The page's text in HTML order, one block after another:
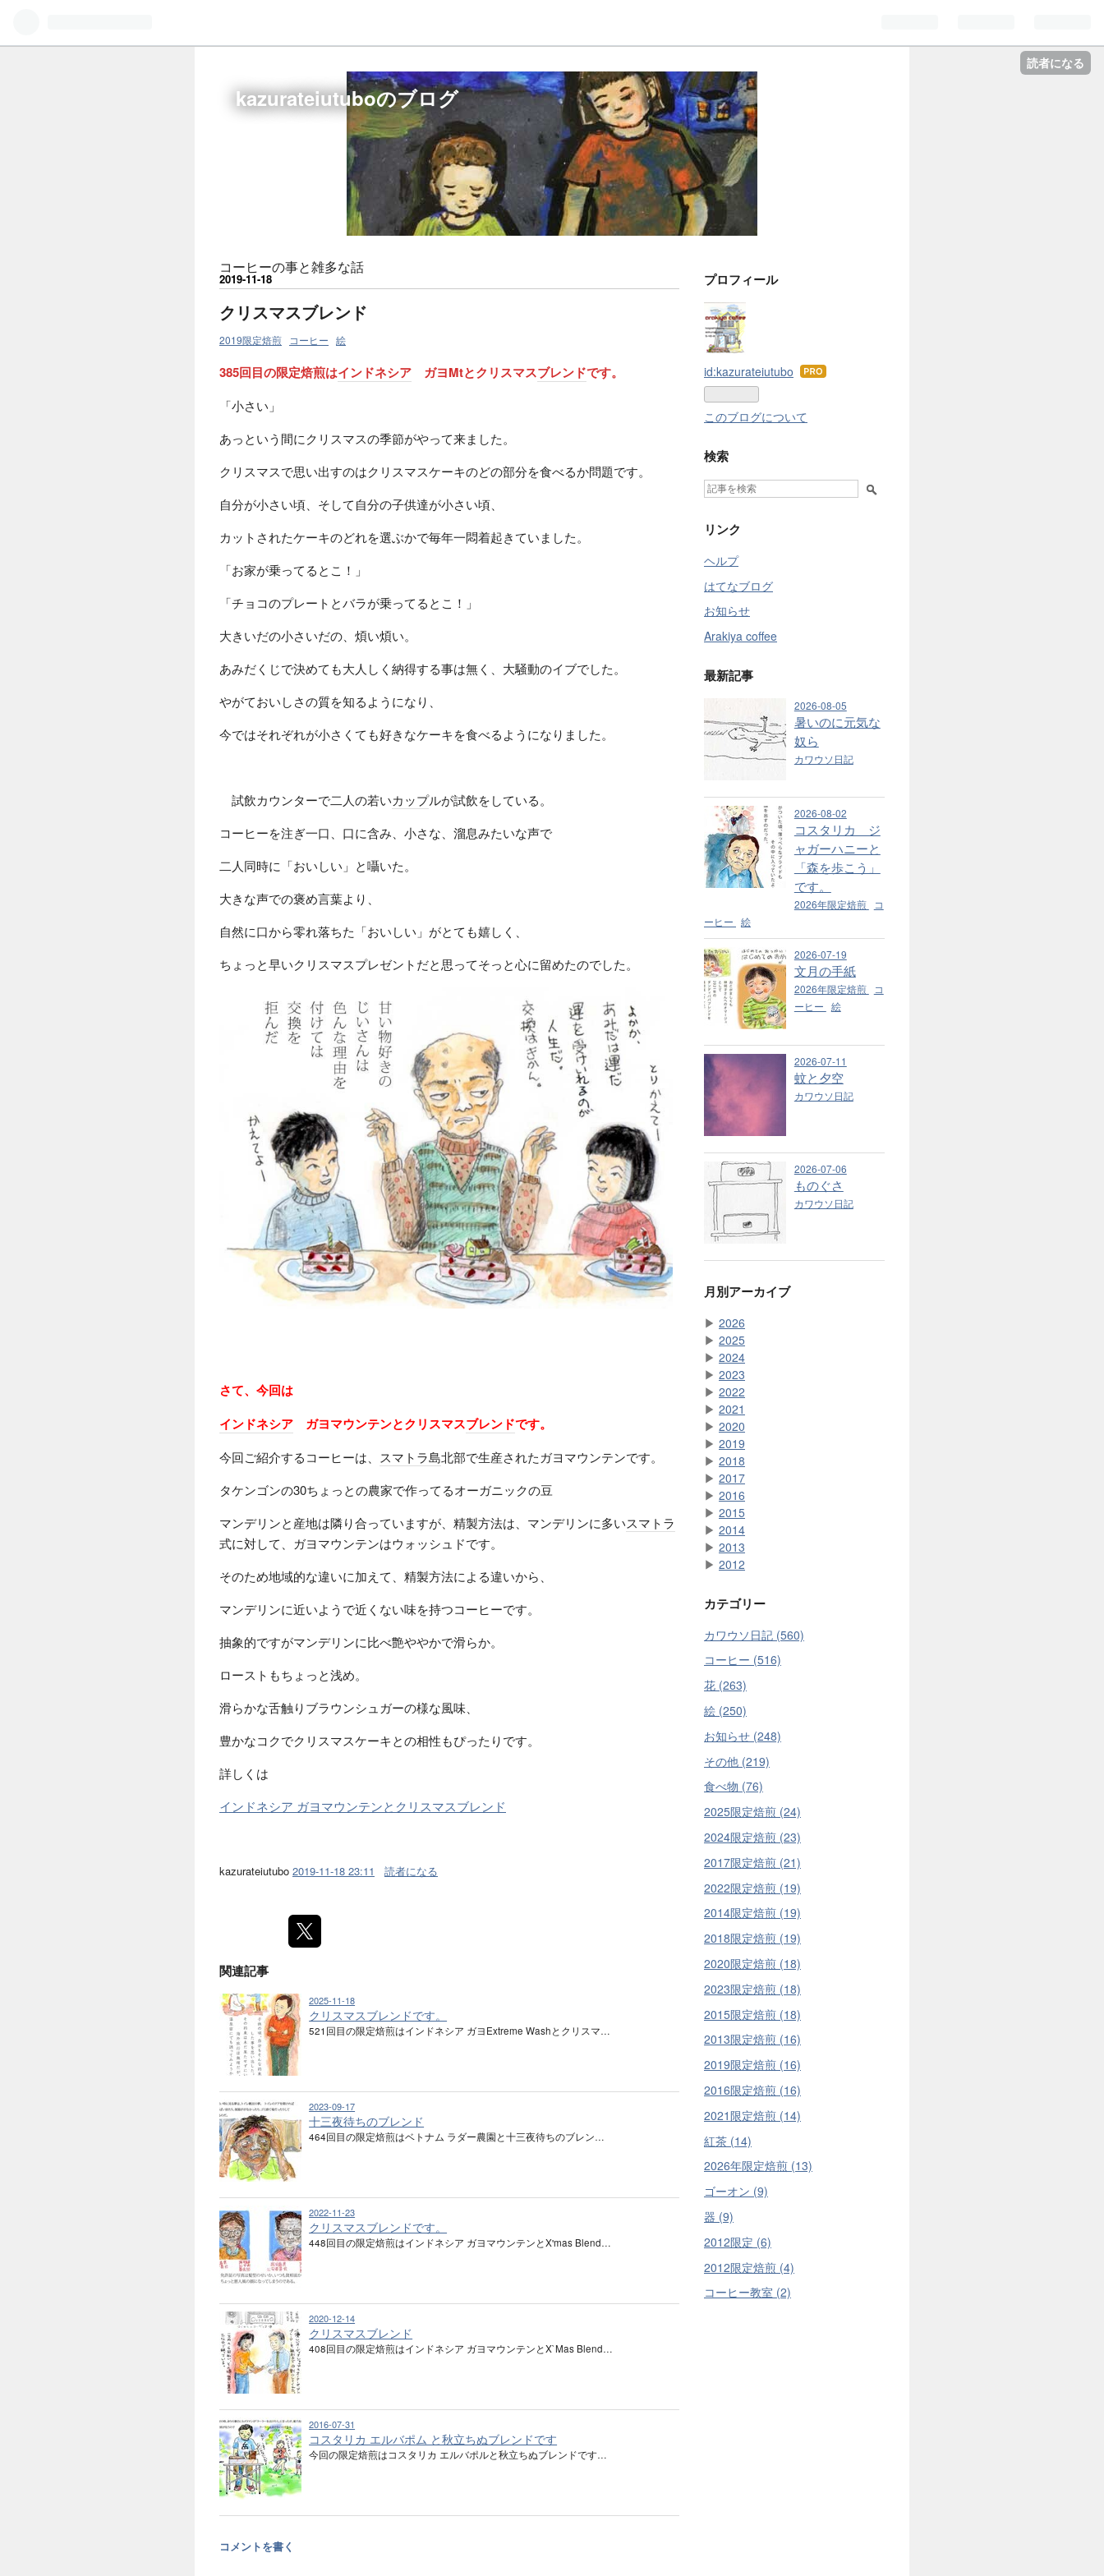
読者になる
kazurateiutuboのブログ
コーヒーの事と雑多な話
2019-11-18
クリスマスブレンド
2019限定焙煎 コーヒー 絵
385回目の限定焙煎はインドネシア ガヨMtとクリスマスブレンドです。
「小さい」
あっという間にクリスマスの季節がやって来ました。
クリスマスで思い出すのはクリスマスケーキのどの部分を食べるか問題です。
自分が小さい頃、そして自分の子供達が小さい頃、
カットされたケーキのどれを選ぶかで毎年一悶着起きていました。
「お家が乗ってるとこ！」
「チョコのプレートとバラが乗ってるとこ！」
大きいだの小さいだの、煩い煩い。
あみだくじで決めても大人しく納得する事は無く、大騒動のイブでした。
やがておいしさの質を知るようになり、
今ではそれぞれが小さくても好きなケーキを食べるようになりました。
試飲カウンターで二人の若いカップルが試飲をしている。
コーヒーを注ぎ一口、口に含み、小さな、溜息みたいな声で
二人同時に「おいしい」と囁いた。
大きな声での褒め言葉より、
自然に口から零れ落ちた「おいしい」がとても嬉しく、
ちょっと早いクリスマスプレゼントだと思ってそっと心に留めたのでした。
さて、今回は
インドネシア ガヨマウンテンとクリスマスブレンドです。
今回ご紹介するコーヒーは、 スマトラ島北部で生産されたガヨマウンテンです。
タケンゴンの30ちょっとの農家で作ってるオーガニックの豆
マンデリンと産地は隣り合っていますが、精製方法は、マンデリンに多いスマトラ
式に対して、ガヨマウンテンはウォッシュドです。
そのため地域的な違いに加えて、精製方法による違いから、
マンデリンに近いようで近くない味を持つコーヒーです。
抽象的ですがマンデリンに比べ艶ややかで滑らか。
ローストもちょっと浅め。
滑らかな舌触りブラウンシュガーの様な風味、
豊かなコクでクリスマスケーキとの相性もぴったりです。
詳しくは
インドネシア ガヨマウンテンとクリスマスブレンド
kazurateiutubo 2019-11-18 23:11 読者になる
関連記事
2025-11-18
クリスマスブレンドです。
521回目の限定焙煎はインドネシア ガヨExtreme Washとクリスマ…
2023-09-17
十三夜待ちのブレンド
464回目の限定焙煎はベトナム ラダー農園と十三夜待ちのブレン…
2022-11-23
クリスマスブレンドです。
448回目の限定焙煎はインドネシア ガヨマウンテンとX'mas Blend…
2020-12-14
クリスマスブレンド
408回目の限定焙煎はインドネシア ガヨマウンテンとX`Mas Blend…
2016-07-31
コスタリカ エルバポム と秋立ちぬブレンドです
今回の限定焙煎はコスタリカ エルバポルと秋立ちぬブレンドです…
コメントを書く
プロフィール
id:kazurateiutubo はて
Pro
このブログについて
検索
リンク
ヘルプ
はてなブログ
お知らせ
Arakiya coffee
最新記事
2026-08-05
暑いのに元気な
奴ら
カワウソ日記
2026-08-02
コスタリカ ジ
ャガーハニーと
「森を歩こう」
です。
2026年限定焙煎
コ
ーヒー 絵
2026-07-19
文月の手紙
2026年限定焙煎
コ
ーヒー 絵
2026-07-11
蚊と夕空
カワウソ日記
2026-07-06
ものぐさ
カワウソ日記
月別アーカイブ
▶ 2026
▶ 2025
▶ 2024
▶ 2023
▶ 2022
▶ 2021
▶ 2020
▶ 2019
▶ 2018
▶ 2017
▶ 2016
▶ 2015
▶ 2014
▶ 2013
▶ 2012
カテゴリー
カワウソ日記 (560)
コーヒー (516)
花 (263)
絵 (250)
お知らせ (248)
その他 (219)
食べ物 (76)
2025限定焙煎 (24)
2024限定焙煎 (23)
2017限定焙煎 (21)
2022限定焙煎 (19)
2014限定焙煎 (19)
2018限定焙煎 (19)
2020限定焙煎 (18)
2023限定焙煎 (18)
2015限定焙煎 (18)
2013限定焙煎 (16)
2019限定焙煎 (16)
2016限定焙煎 (16)
2021限定焙煎 (14)
紅茶 (14)
2026年限定焙煎 (13)
ゴーオン (9)
器 (9)
2012限定 (6)
2012限定焙煎 (4)
コーヒー教室 (2)